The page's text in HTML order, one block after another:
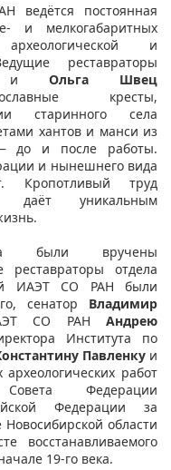
ведётся постоянная
и мелкогабаритных
и
реставраторы
Ольга Швец
кресты,
старинного села
хантов и манси из
— до и после работы.
и нынешнего вида
Кропотливый труд
даёт уникальным
были вручены
реставраторы отдела
ИАЭТ СО РАН были
сенатор Владимир
СО РАНАндрею
Института по
Павленкуи
работ
Федерации
Федерации за
области
восстанавливаемого
19-го века.